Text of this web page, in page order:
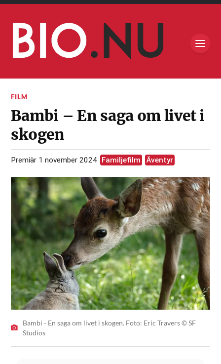
FILM
Bambi – En saga om livet i
skogen
Premiär 1 november 2024 Familjefilm Äventyr
Bambi - En saga om livet i skogen. Foto: Eric Travers © SF
Studios